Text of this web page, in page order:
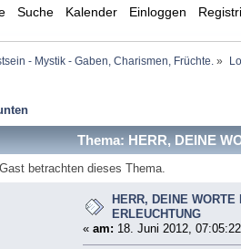
Suche Kalender Einloggen
- Mystik - Gaben, Charismen, Früchte. »
Thema: HERR, DEINE
betrachten dieses Thema.
HERR, DEINE WORTE
ERLEUCHTUNG
« am: 18. Juni 2012,